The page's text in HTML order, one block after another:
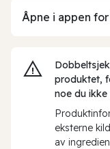
Åpne i appen
produktet,
noe du ikke
eksterne
av